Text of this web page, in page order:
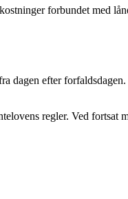
forbundet med
efter
regler. Ved